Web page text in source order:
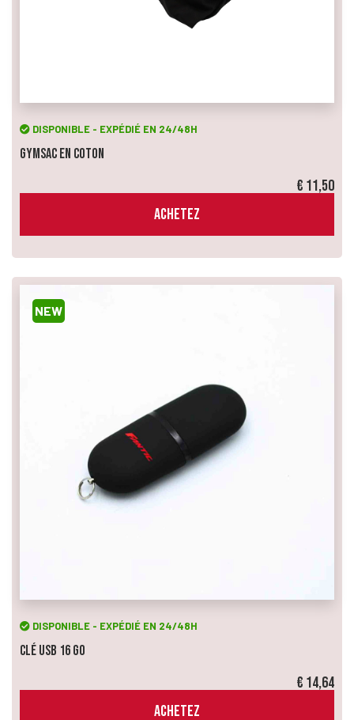
DISPONIBLE - EXPÉDIÉ EN 24/48H
Gymsac en Coton
€ 11,50
ACHETEZ
NEW
DISPONIBLE - EXPÉDIÉ EN 24/48H
Clé USB 16 Go
€ 14,64
ACHETEZ